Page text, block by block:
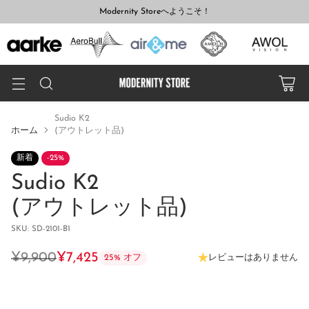
Modernity Storeへようこそ！
ホーム
Sudio K2
(アウトレット品)
新着 -25%
Sudio K2
(アウトレット品)
SKU: SD-2101-B1
¥9,900¥7,425 25% オフ レビューはありません